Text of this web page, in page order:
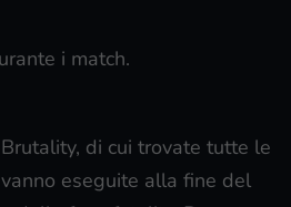
i match.
di cui trovate tutte le
eseguite alla fine del